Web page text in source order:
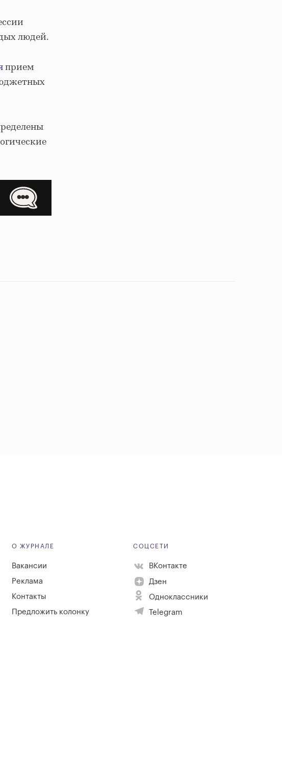
людей.
прием
О ЖУРНАЛЕ
Вакансии
Реклама
Контакты
Предложить колонку
СОЦСЕТИ
ВКонтакте
Дзен
Одноклассники
Telegram